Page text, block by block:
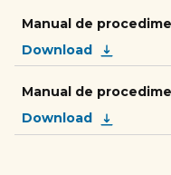
Manual de
Download
Manual de
Download